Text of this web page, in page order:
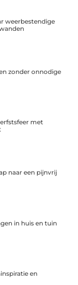
weerbestendige
zonder onnodige
met
naar een pijnvrij
in huis en tuin
en